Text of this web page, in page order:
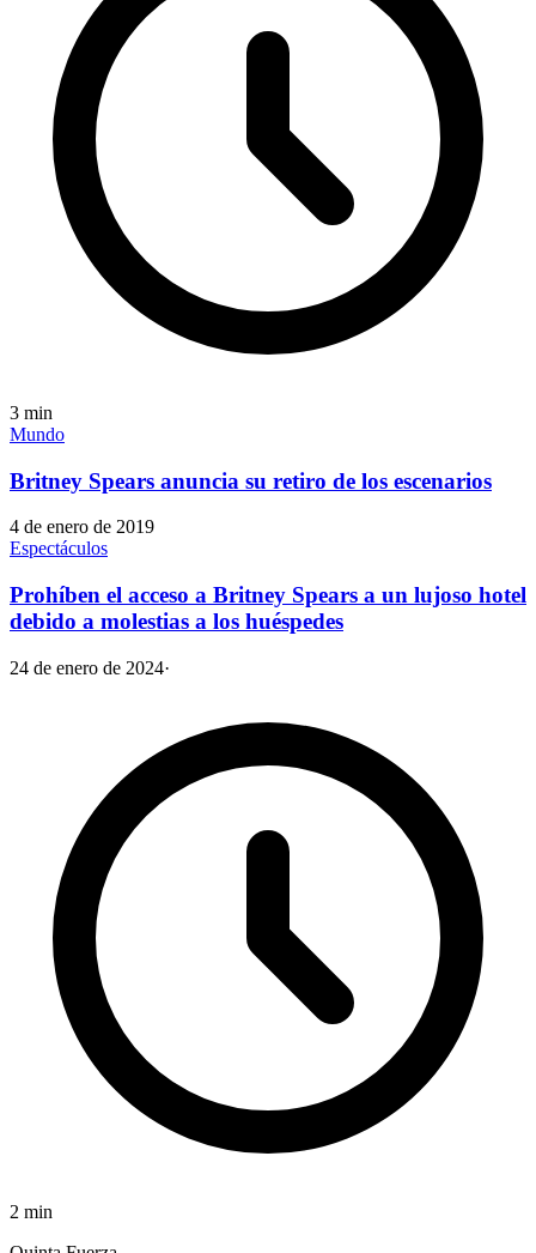
3 min
Mundo
Britney Spears anuncia su retiro de los escenarios
4 de enero de 2019
Espectáculos
Prohíben el acceso a Britney Spears a un lujoso hotel
debido a molestias a los huéspedes
24 de enero de 2024·
2 min